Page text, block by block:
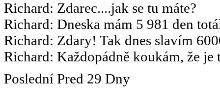
Richard: Zdarec....jak se tu máte?
Richard: Dneska mám 5 981 den
Richard: Zdary! Tak dnes slavím
Richard: Každopádně koukám, že
Poslední Pred 29 Dny